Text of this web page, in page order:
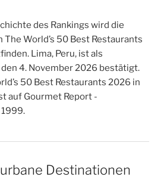
des Rankings wird die
World’s 50 Best Restaurants
Lima, Peru, ist als
4. November 2026 bestätigt.
50 Best Restaurants 2026 in
auf Gourmet Report -
Destinationen